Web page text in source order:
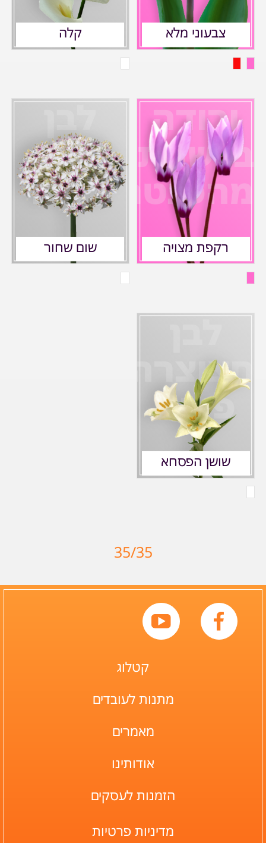
עם ריח?
כן לא
צבעוני מלא קלה
ורודה
ביישנית
מהפנטת
רקפת מצויה
לבן
חגיגי
פורח
שום שחור
חצוצרה
פורח
שושן הפסחא
35/35
קטלוג
מתנות לעובדים
מאמרים
אודותינו
הזמנות לעסקים
מדיניות פרטיות